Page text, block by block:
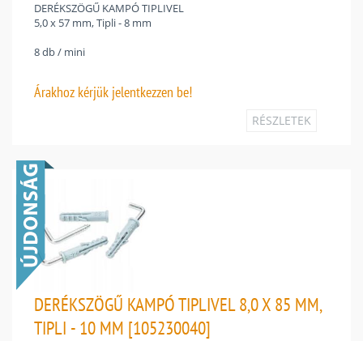
DERÉKSZÖGŰ KAMPÓ TIPLIVEL
5,0 x 57 mm, Tipli - 8 mm
8 db / mini
Árakhoz kérjük jelentkezzen be!
RÉSZLETEK
DERÉKSZÖGŰ KAMPÓ TIPLIVEL 8,0 X 85 MM,
TIPLI - 10 MM [105230040]